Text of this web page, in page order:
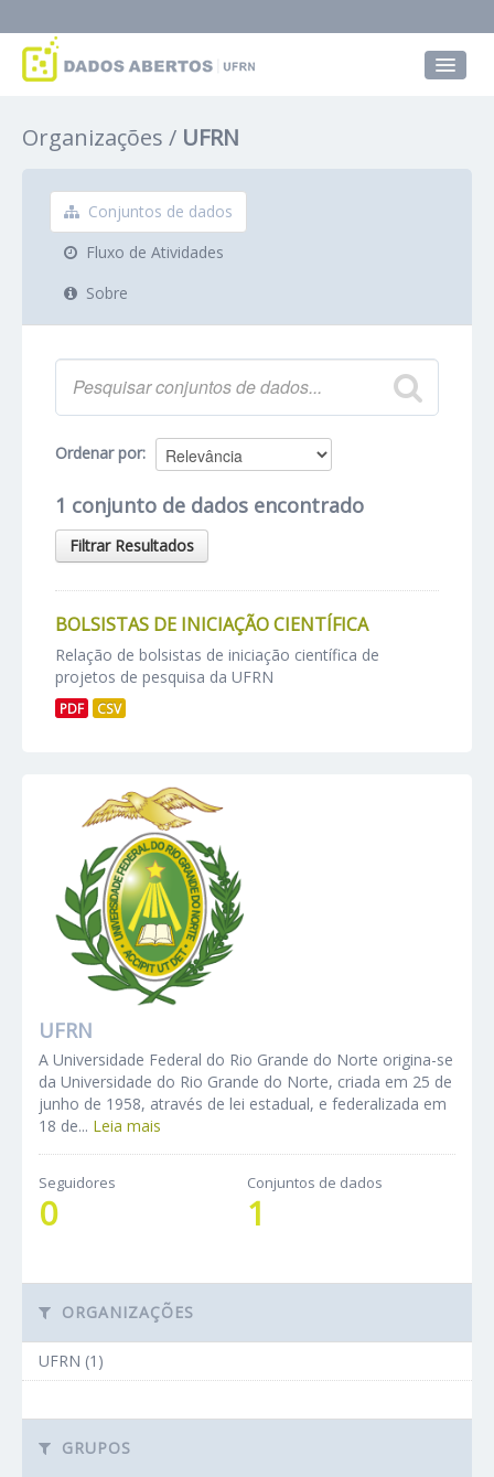
Grupos
Sobre
Organizações UFRN
Conjuntos de dados
Fluxo de Atividades
Sobre
Ordenar por
1 conjunto de dados encontrado
Filtrar Resultados
BOLSISTAS DE INICIAÇÃO CIENTÍFICA
Relação de bolsistas de iniciação científica de
projetos de pesquisa da UFRN
PDF CSV
UFRN
A Universidade Federal do Rio Grande do Norte origina-se
da Universidade do Rio Grande do Norte, criada em 25 de
junho de 1958, através de lei estadual, e federalizada em
18 de... Leia mais
Seguidores
0
Conjuntos de dados
1
ORGANIZAÇÕES
UFRN (1)
GRUPOS